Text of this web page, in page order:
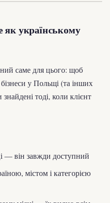
як українському
саме для цього: щоб
бізнеси у Польщі (та інших
тоді, коли клієнт
— він завжди доступний
містом і категорією